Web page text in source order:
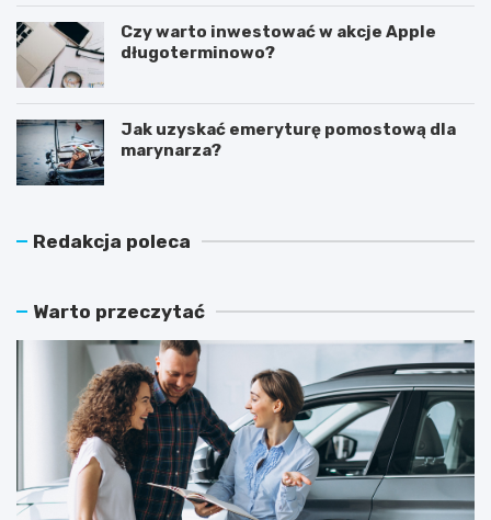
Czy warto inwestować w akcje Apple
długoterminowo?
Jak uzyskać emeryturę pomostową dla
marynarza?
Redakcja poleca
Warto przeczytać